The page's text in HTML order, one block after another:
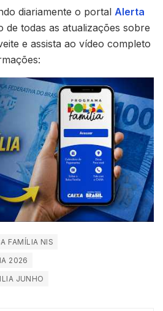
diariamente o portal Alerta
de todas as atualizações sobre
e assista ao vídeo completo
FAMÍLIA NIS
2026
JUNHO